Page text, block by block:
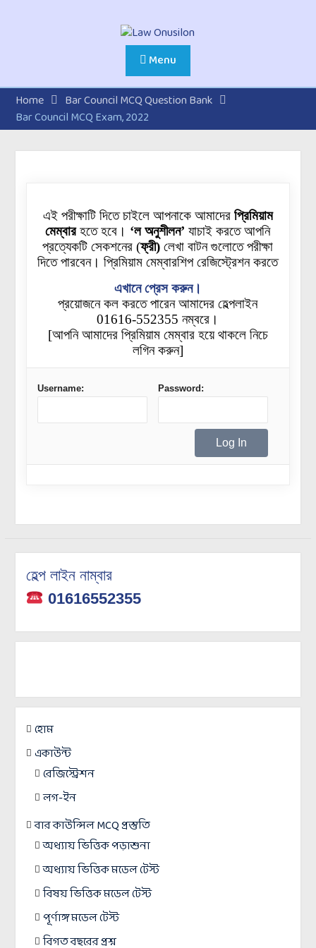
Menu
Home
Bar Council MCQ Question Bank
Bar Council MCQ Exam, 2022
এই পরীক্ষাটি দিতে চাইলে আপনাকে আমাদের প্রিমিয়াম
মেম্বারহতে হবে। ‘ল অনুশীলন’ যাচাই করতে আপনি
প্রত্যেকটিসেকশনের (ফ্রী) লেখা বাটন গুলোতে পরীক্ষা
দিতে পারবেন। প্রিমিয়াম মেম্বারশিপ রেজিস্ট্রেশন করতে
এখানে প্রেস করুন।
প্রয়োজনে কল করতে পারেন আমাদের হেল্পলাইন
01616-552355 নম্বরে।
[আপনি আমাদের প্রিমিয়াম মেম্বার হয়ে থাকলে নিচে
লগিন করুন]
Username: Password:
হেল্প লাইন নাম্বার
01616552355
হোম
একাউন্ট
রেজিস্ট্রেশন
লগ-ইন
বার কাউন্সিল MCQ প্রস্তুতি
অধ্যায় ভিত্তিক পড়াশুনা
অধ্যায় ভিত্তিক মডেল টেস্ট
বিষয় ভিত্তিক মডেল টেস্ট
পূর্ণাঙ্গ মডেল টেস্ট
বিগত বছরের প্রশ্ন